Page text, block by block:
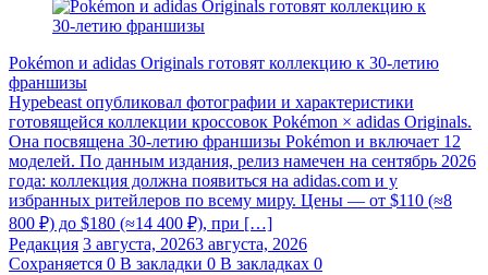
Pokémon и adidas Originals готовят коллекцию к 30-летию
франшизы
Hypebeast опубликовал фотографии и характеристики
готовящейся коллекции кроссовок Pokémon × adidas Originals.
Она посвящена 30-летию франшизы Pokémon и включает 12
моделей. По данным издания, релиз намечен на сентябрь 2026
года: коллекция должна появиться на adidas.com и у
избранных ритейлеров по всему миру. Цены — от $110 (≈8
800 ₽) до $180 (≈14 400 ₽), при […]
Редакция 3 августа, 20263 августа, 2026
Сохраняется 0 В закладки 0 В закладках 0